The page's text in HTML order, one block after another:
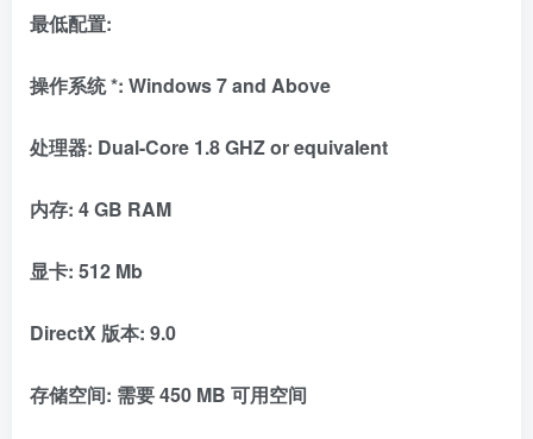
最低配置:
操作系统 *: Windows 7 and Above
处理器: Dual-Core 1.8 GHZ or equivalent
内存: 4 GB RAM
显卡: 512 Mb
DirectX 版本: 9.0
存储空间: 需要 450 MB 可用空间